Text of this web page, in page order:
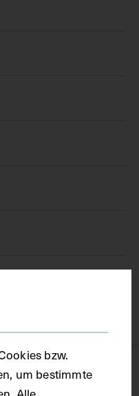
bzw.
um bestimmte